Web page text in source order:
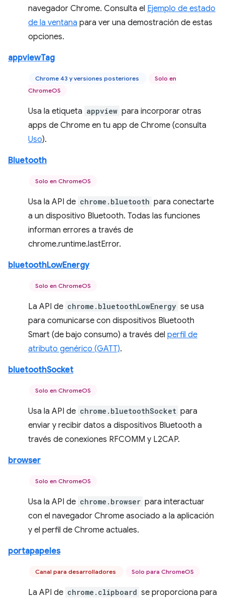
navegador Chrome. Consulta el Ejemplo de estado
de la ventana para ver una demostración de estas
opciones.
appviewTag
Chrome 43 y versiones posteriores
Solo en
ChromeOS
Usa la etiqueta appview para incorporar otras
apps de Chrome en tu app de Chrome (consulta
Uso).
Bluetooth
Solo en ChromeOS
Usa la API de chrome.bluetooth para conectarte
a un dispositivo Bluetooth. Todas las funciones
informan errores a través de
chrome.runtime.lastError.
bluetoothLowEnergy
Solo en ChromeOS
La API de chrome.bluetoothLowEnergy se usa
para comunicarse con dispositivos Bluetooth
Smart (de bajo consumo) a través del perfil de
atributo genérico (GATT).
bluetoothSocket
Solo en ChromeOS
Usa la API de chrome.bluetoothSocket para
enviar y recibir datos a dispositivos Bluetooth a
través de conexiones RFCOMM y L2CAP.
browser
Solo en ChromeOS
Usa la API de chrome.browser para interactuar
con el navegador Chrome asociado a la aplicación
y el perfil de Chrome actuales.
portapapeles
Canal para desarrolladores Solo para ChromeOS
La API de chrome.clipboard se proporciona para